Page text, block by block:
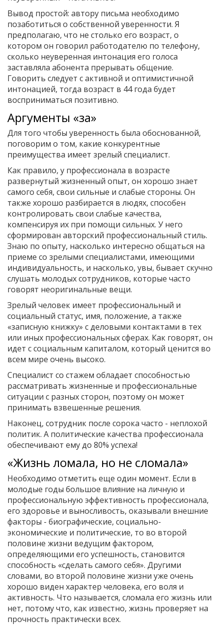
Вывод простой: автору письма необходимо
позаботиться о собственной уверенности. Я
предполагаю, что не столько его возраст, о
котором он говорил работодателю по телефону,
сколько неуверенная интонация его голоса
заставляла абонента прерывать общение.
Говорить следует с активной и оптимистичной
интонацией, тогда возраст в 44 года будет
восприниматься позитивно.
Аргументы «за»
Для того чтобы уверенность была обоснованной,
поговорим о том, какие конкурентные
преимущества имеет зрелый специалист.
Как правило, у профессионала в возрасте
развернутый жизненный опыт, он хорошо знает
самого себя, свои сильные и слабые стороны. Он
также хорошо разбирается в людях, способен
контролировать свои слабые качества,
компенсируя их при помощи сильных. У него
сформирован авторский профессиональный стиль.
Знаю по опыту, насколько интересно общаться на
приеме со зрелыми специалистами, имеющими
индивидуальность, и насколько, увы, бывает скучно
слушать молодых сотрудников, которые часто
говорят неоригинальные вещи.
Зрелый человек имеет профессиональный и
социальный статус, имя, положение, а также
«записную книжку» с деловыми контактами в тех
или иных профессиональных сферах. Как говорят, он
идет с социальным капиталом, который ценится во
всем мире очень высоко.
Специалист со стажем обладает способностью
рассматривать жизненные и профессиональные
ситуации с разных сторон, поэтому он может
принимать взвешенные решения.
Наконец, сотрудник после сорока часто - неплохой
политик. А политические качества профессионала
обеспечивают ему до 80% успеха!
«Жизнь ломала, но не сломала»
Необходимо отметить еще один момент. Если в
молодые годы большое влияние на личную и
профессиональную эффективность профессионала,
его здоровье и выносливость, оказывали внешние
факторы - биографические, социально-
экономические и политические, то во второй
половине жизни ведущим фактором,
определяющими его успешность, становится
способность «сделать самого себя». Другими
словами, во второй половине жизни уже очень
хорошо виден характер человека, его воля и
активность. Что называется, сломала его жизнь или
нет, потому что, как известно, жизнь проверяет на
прочность практически всех.